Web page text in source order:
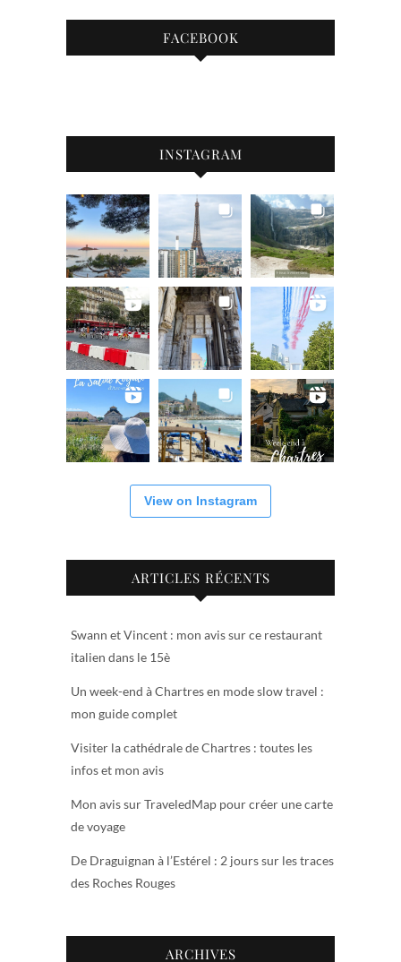
FACEBOOK
INSTAGRAM
View on Instagram
ARTICLES RÉCENTS
Swann et Vincent : mon avis sur ce restaurant
italien dans le 15è
Un week-end à Chartres en mode slow travel :
mon guide complet
Visiter la cathédrale de Chartres : toutes les
infos et mon avis
Mon avis sur TraveledMap pour créer une carte
de voyage
De Draguignan à l’Estérel : 2 jours sur les traces
des Roches Rouges
ARCHIVES